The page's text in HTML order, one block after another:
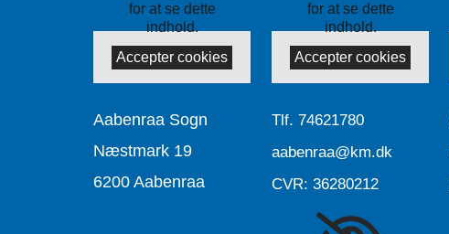
for at se dette
indhold.
Accepter cookies
Aabenraa Sogn
Næstmark 19
6200 Aabenraa
for at se dette
indhold.
Accepter cookies
Tlf. 74621780
aabenraa@km.dk
CVR: 36280212